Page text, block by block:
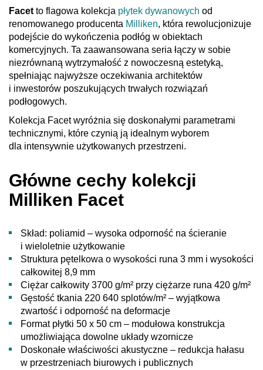
Facet to flagowa kolekcja płytek dywanowych od
renomowanego producenta Milliken, która rewolucjonizuje
podejście do wykończenia podłóg w obiektach
komercyjnych. Ta zaawansowana seria łączy w sobie
niezrównaną wytrzymałość z nowoczesną estetyką,
spełniając najwyższe oczekiwania architektów
i inwestorów poszukujących trwałych rozwiązań
podłogowych.
Kolekcja Facet wyróżnia się doskonałymi parametrami
technicznymi, które czynią ją idealnym wyborem
dla intensywnie użytkowanych przestrzeni.
Główne cechy kolekcji
Milliken Facet
Skład: poliamid – wysoka odporność na ścieranie
i wieloletnie użytkowanie
Struktura pętelkowa o wysokości runa 3 mm i wysokości
całkowitej 8,9 mm
Ciężar całkowity 3700 g/m² przy ciężarze runa 420 g/m²
Gęstość tkania 220 640 splotów/m² – wyjątkowa
zwartość i odporność na deformacje
Format płytki 50 x 50 cm – modułowa konstrukcja
umożliwiająca dowolne układy wzornicze
Doskonałe właściwości akustyczne – redukcja hałasu
w przestrzeniach biurowych i publicznych